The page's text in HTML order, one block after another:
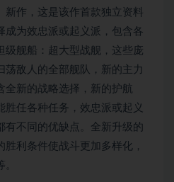
新作，这是该作首款独立资料
成为效忠派或起义派，包含各
级舰船：超大型战舰，这些庞
荡敌人的全部舰队，新的主力
全新的战略选择，新的护航
胜任各种任务，效忠派或起义
有不同的优缺点。全新升级的
利条件使战斗更加多样化，